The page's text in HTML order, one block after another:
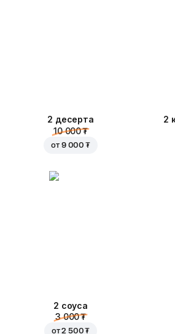
2 десерта
10 000 ₮
от 9 000 ₮
2
2 соуса
3 000 ₮
от2 500 ₮